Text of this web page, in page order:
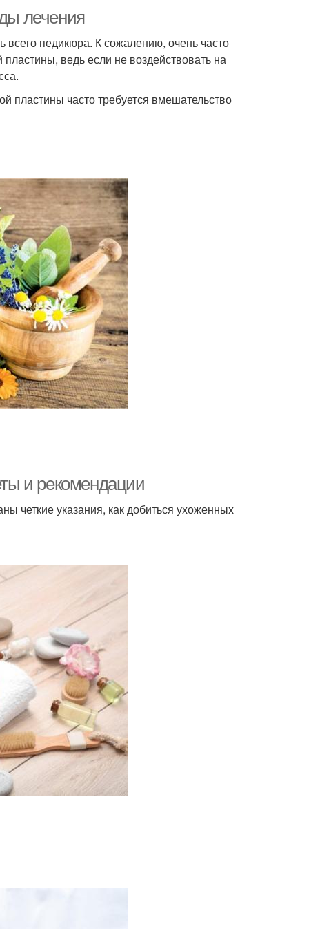
лечения
всего педикюра. К сожалению, очень часто
ведь если не воздействовать на
пластины часто требуется вмешательство
и рекомендации
четкие указания, как добиться ухоженных